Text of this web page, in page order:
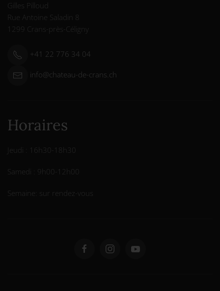
Gilles Pilloud
Rue Antoine Saladin 8
1299 Crans-près-Céligny
+41 22 776 34 04
info@chateau-de-crans.ch
Horaires
Jeudi : 16h30-18h30
Samedi : 9h00-12h00
Semaine: sur rendez-vous